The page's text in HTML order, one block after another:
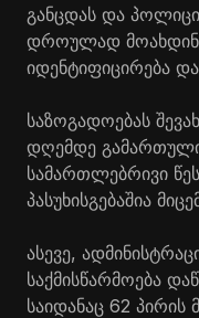
განცდას და
დროულად
იდენტიფიცირება
საზოგადოებას
დღემდე
სამართლებრივი
პასუხისგებაშია
ასევე,
საქმისწარმოება
საიდანაც 62 პირის